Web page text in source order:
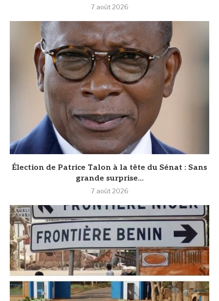
7 août 2026
Élection de Patrice Talon à la tête du Sénat : Sans
grande surprise...
7 août 2026